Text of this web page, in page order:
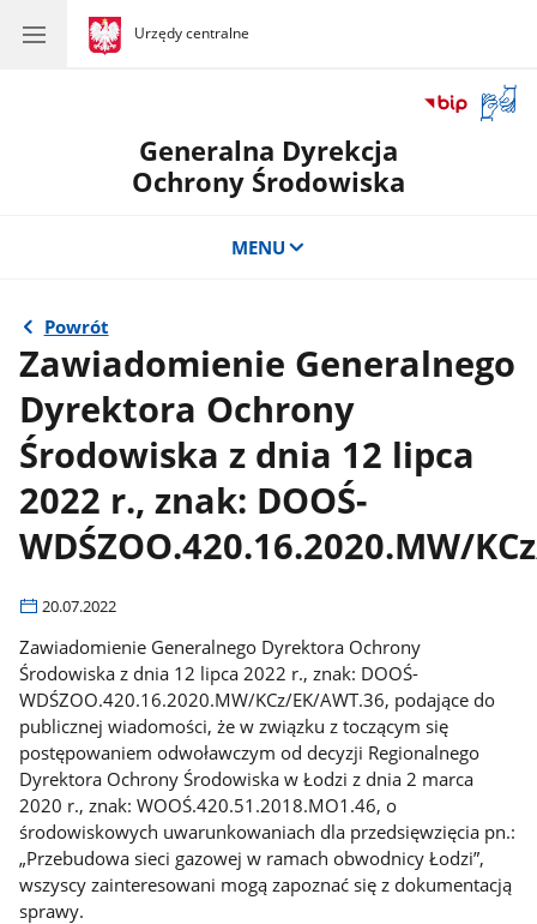
gov.pl
Urzędy centralne
gov.pl
Urzędy
okno
Generalna Dyrekcja
Ochrony Środowiska
MENU
Powrót
Zawiadomienie Generalnego
Dyrektora Ochrony
Środowiska z dnia 12 lipca
2022 r., znak: DOOŚ-
WDŚZOO.420.16.2020.MW/
20.07.2022
Zawiadomienie Generalnego Dyrektora Ochrony
Środowiska z dnia 12 lipca 2022 r., znak: DOOŚ-
WDŚZOO.420.16.2020.MW/KCz/EK/AWT.36, podające do
publicznej wiadomości, że w związku z toczącym się
postępowaniem odwoławczym od decyzji Regionalnego
Dyrektora Ochrony Środowiska w Łodzi z dnia 2 marca
2020 r., znak: WOOŚ.420.51.2018.MO1.46, o
środowiskowych uwarunkowaniach dla przedsięwzięcia pn.:
„Przebudowa sieci gazowej w ramach obwodnicy Łodzi”,
wszyscy zainteresowani mogą zapoznać się z dokumentacją
sprawy.